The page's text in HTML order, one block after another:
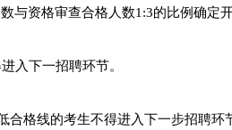
与资格审查合格人数1:3的比例确定
入下一招聘环节。
格线的考生不得进入下一步招聘环